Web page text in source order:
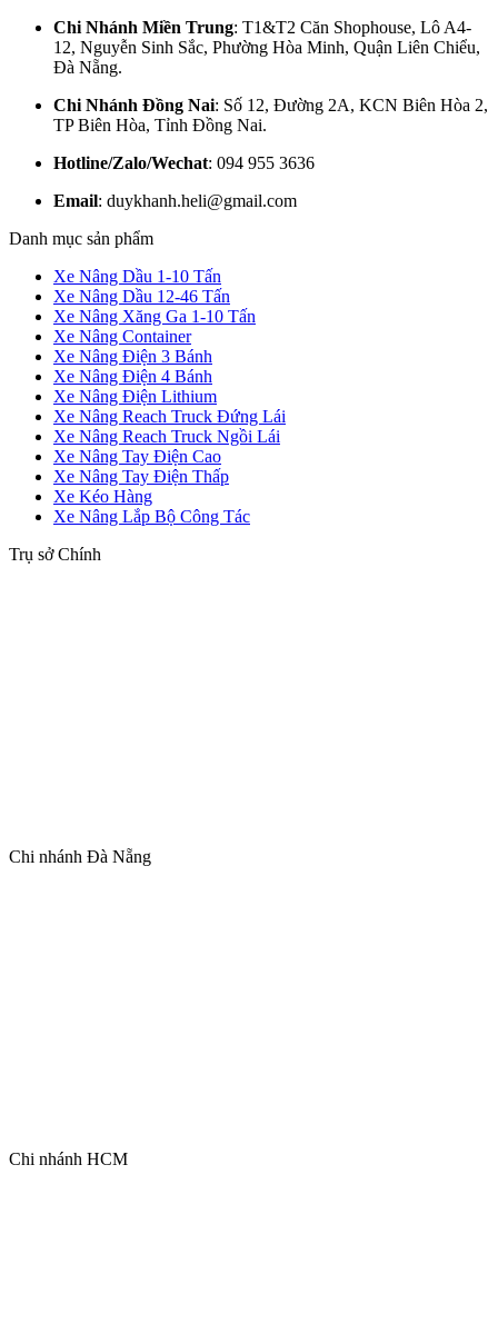
Chi Nhánh Miền Trung: T1&T2 Căn Shophouse, Lô A4-
12, Nguyễn Sinh Sắc, Phường Hòa Minh, Quận Liên Chiểu,
Đà Nẵng.
Chi Nhánh Đồng Nai: Số 12, Đường 2A, KCN Biên Hòa 2,
TP Biên Hòa, Tỉnh Đồng Nai.
Hotline/Zalo/Wechat: 094 955 3636
Email: duykhanh.heli@gmail.com
Danh mục sản phẩm
Xe Nâng Dầu 1-10 Tấn
Xe Nâng Dầu 12-46 Tấn
Xe Nâng Xăng Ga 1-10 Tấn
Xe Nâng Container
Xe Nâng Điện 3 Bánh
Xe Nâng Điện 4 Bánh
Xe Nâng Điện Lithium
Xe Nâng Reach Truck Đứng Lái
Xe Nâng Reach Truck Ngồi Lái
Xe Nâng Tay Điện Cao
Xe Nâng Tay Điện Thấp
Xe Kéo Hàng
Xe Nâng Lắp Bộ Công Tác
Trụ sở Chính
Chi nhánh Đà Nẵng
Chi nhánh HCM